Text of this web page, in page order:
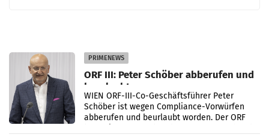
PRIMENEWS
ORF III: Peter Schöber abberufen und
beurlaubt
WIEN ORF-III-Co-Geschäftsführer Peter
Schöber ist wegen Compliance-Vorwürfen
abberufen und beurlaubt worden. Der ORF